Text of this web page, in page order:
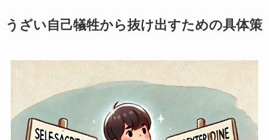
うざい自己犠牲から抜け出すための具体策